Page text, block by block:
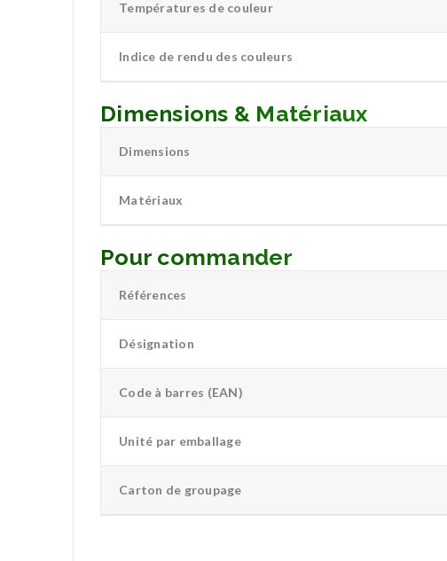
Températures de couleur
Indice de rendu des couleurs
Dimensions & Matériaux
Dimensions
Matériaux
Pour commander
Références
Désignation
Code à barres (EAN)
Unité par emballage
Carton de groupage